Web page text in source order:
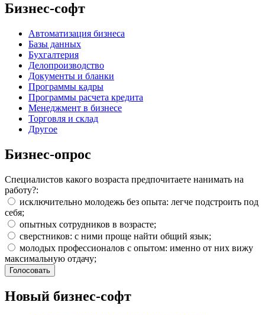
Бизнес-софт
Автоматизация бизнеса
Базы данных
Бухгалтерия
Делопроизводство
Документы и бланки
Программы кадры
Программы расчета кредита
Менеджмент в бизнесе
Торговля и склад
Другое
Бизнес-опрос
Специалистов какого возраста предпочитаете нанимать на
работу?:
исключительно молодежь без опыта: легче подстроить под
себя;
опытных сотрудников в возрасте;
сверстников: с ними проще найти общий язык;
молодых профессионалов с опытом: именно от них вижу
максимальную отдачу;
Новый бизнес-софт